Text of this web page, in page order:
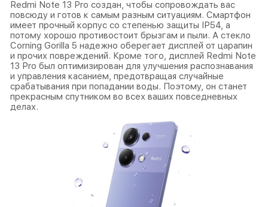
Redmi Note 13 Pro создан, чтобы сопровождать вас
повсюду и готов к самым разным ситуациям. Смартфон
имеет прочный корпус со степенью защиты IP54, а
потому хорошо противостоит брызгам и пыли. А стекло
Corning Gorilla 5 надежно оберегает дисплей от царапин
и прочих повреждений. Кроме того, дисплей Redmi Note
13 Pro был оптимизирован для улучшения распознавания
и управления касанием, предотвращая случайные
срабатывания при попадании воды. Поэтому, он станет
прекрасным спутником во всех ваших повседневных
делах.